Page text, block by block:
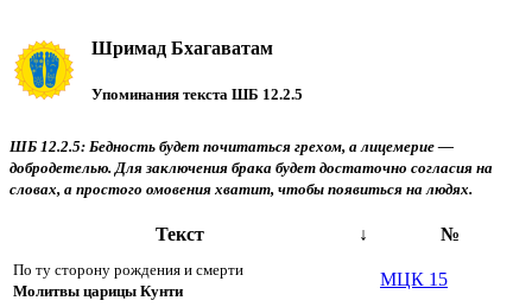
Шримад Бхагаватам
Упоминания текста ШБ 12.2.5
ШБ 12.2.5: Бедность будет почитаться грехом, а лицемерие —
добродетелью. Для заключения брака будет достаточно согласия на
словах, а простого омовения хватит, чтобы появиться на людях.
Текст ↓ №
По ту сторону рождения и смерти
Молитвы царицы Кунти
МЦК 15